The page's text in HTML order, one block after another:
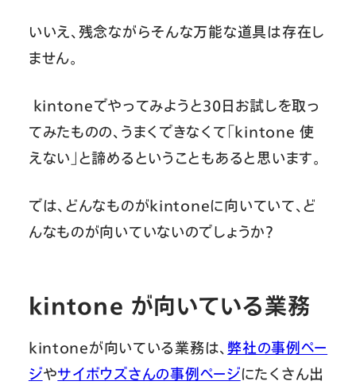
いいえ、残念ながらそんな万能な道具は存在し
ません。
kintoneでやってみようと30日お試しを取っ
てみたものの、うまくできなくて「kintone 使
えない」と諦めるということもあると思います。
では、どんなものがkintoneに向いていて、ど
んなものが向いていないのでしょうか？
kintone が向いている業務
kintoneが向いている業務は、 弊社の事例ペー
ジやサイボウズさんの事例ページにたくさん出